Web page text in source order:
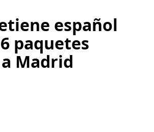
español
paquetes
Madrid